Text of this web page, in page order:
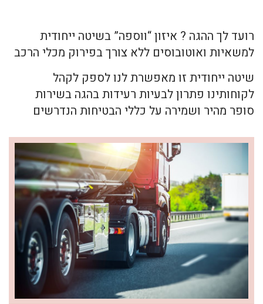
רועד לך ההגה ? איזון “ווספה” בשיטה ייחודית
למשאיות ואוטובוסים ללא צורך בפירוק מכלי הרכב
שיטה ייחודית זו מאפשרת לנו לספק לקהל
לקוחותינו פתרון לבעיות רעידות בהגה בשירות
סופר מהיר ושמירה על כללי הבטיחות הנדרשים